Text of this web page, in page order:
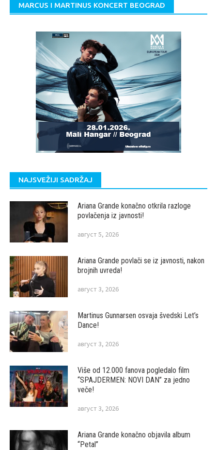
MARCUS I MARTINUS KONCERT BEOGRAD
NAJSVEŽIJI SADRŽAJ
Ariana Grande konačno otkrila razloge
povlačenja iz javnosti!
август 5, 2026
Ariana Grande povlači se iz javnosti, nakon
brojnih uvreda!
август 3, 2026
Martinus Gunnarsen osvaja švedski Let’s
Dance!
август 3, 2026
Više od 12.000 fanova pogledalo film
“SPAJDERMEN: NOVI DAN” za jedno
veče!
август 3, 2026
Ariana Grande konačno objavila album
“Petal”